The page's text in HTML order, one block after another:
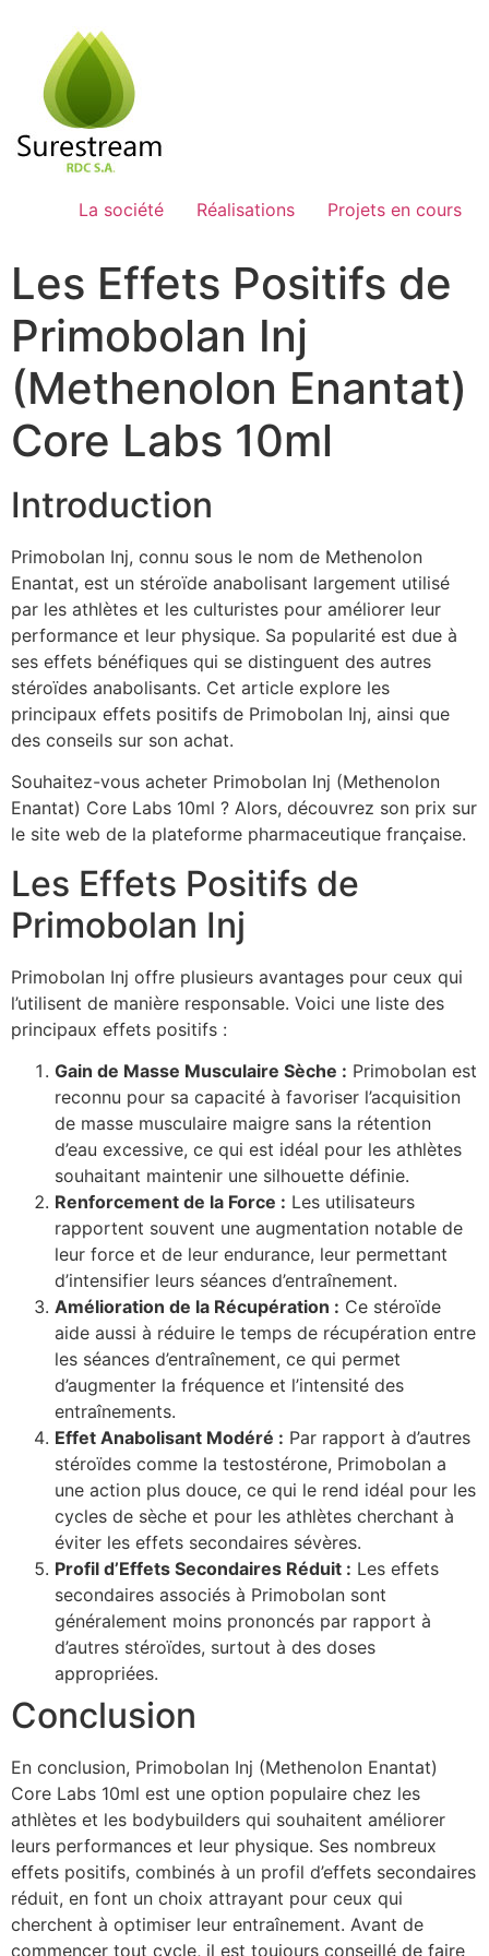
contenu
La société Réalisations Projets en cours
Les Effets Positifs de
Primobolan Inj
(Methenolon Enantat)
Core Labs 10ml
Introduction
Primobolan Inj, connu sous le nom de Methenolon
Enantat, est un stéroïde anabolisant largement utilisé
par les athlètes et les culturistes pour améliorer leur
performance et leur physique. Sa popularité est due à
ses effets bénéfiques qui se distinguent des autres
stéroïdes anabolisants. Cet article explore les
principaux effets positifs de Primobolan Inj, ainsi que
des conseils sur son achat.
Souhaitez-vous acheter Primobolan Inj (Methenolon
Enantat) Core Labs 10ml ? Alors, découvrez son prix sur
le site web de la plateforme pharmaceutique française.
Les Effets Positifs de
Primobolan Inj
Primobolan Inj offre plusieurs avantages pour ceux qui
l’utilisent de manière responsable. Voici une liste des
principaux effets positifs :
Gain de Masse Musculaire Sèche : Primobolan est
reconnu pour sa capacité à favoriser l’acquisition
de masse musculaire maigre sans la rétention
d’eau excessive, ce qui est idéal pour les athlètes
souhaitant maintenir une silhouette définie.
Renforcement de la Force : Les utilisateurs
rapportent souvent une augmentation notable de
leur force et de leur endurance, leur permettant
d’intensifier leurs séances d’entraînement.
Amélioration de la Récupération : Ce stéroïde
aide aussi à réduire le temps de récupération entre
les séances d’entraînement, ce qui permet
d’augmenter la fréquence et l’intensité des
entraînements.
Effet Anabolisant Modéré : Par rapport à d’autres
stéroïdes comme la testostérone, Primobolan a
une action plus douce, ce qui le rend idéal pour les
cycles de sèche et pour les athlètes cherchant à
éviter les effets secondaires sévères.
Profil d’Effets Secondaires Réduit : Les effets
secondaires associés à Primobolan sont
généralement moins prononcés par rapport à
d’autres stéroïdes, surtout à des doses
appropriées.
Conclusion
En conclusion, Primobolan Inj (Methenolon Enantat)
Core Labs 10ml est une option populaire chez les
athlètes et les bodybuilders qui souhaitent améliorer
leurs performances et leur physique. Ses nombreux
effets positifs, combinés à un profil d’effets secondaires
réduit, en font un choix attrayant pour ceux qui
cherchent à optimiser leur entraînement. Avant de
commencer tout cycle, il est toujours conseillé de faire